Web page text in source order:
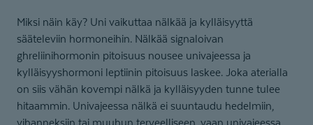
Miksi näin käy? Uni vaikuttaa nälkää ja kylläisyyttä
sääteleviin hormoneihin. Nälkää signaloivan
ghreliinihormonin pitoisuus nousee univajeessa ja
kylläisyyshormoni leptiinin pitoisuus laskee. Joka aterialla
on siis vähän kovempi nälkä ja kylläisyyden tunne tulee
hitaammin. Univajeessa nälkä ei suuntaudu hedelmiin,